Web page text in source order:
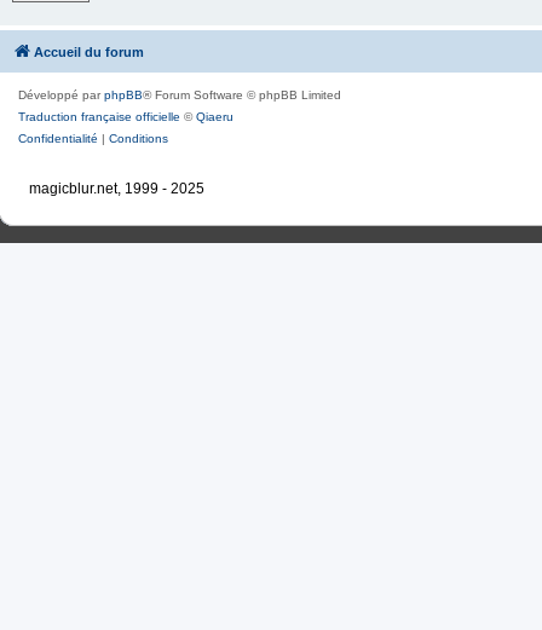
Accueil du forum
Développé parphpBB® Forum Software © phpBB Limited
Traduction française officielle ©Qiaeru
Confidentialité | Conditions
magicblur.net, 1999 - 2025